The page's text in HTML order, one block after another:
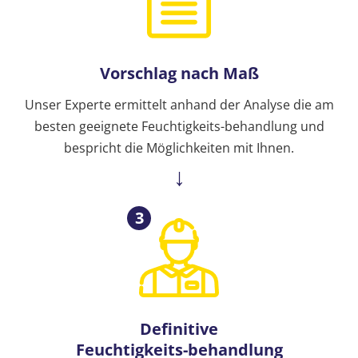
Vorschlag nach Maß
Unser Experte ermittelt anhand der Analyse die am
besten geeignete Feuchtigkeits-behandlung und
bespricht die Möglichkeiten mit Ihnen.
3
Definitive
Feuchtigkeits-behandlung